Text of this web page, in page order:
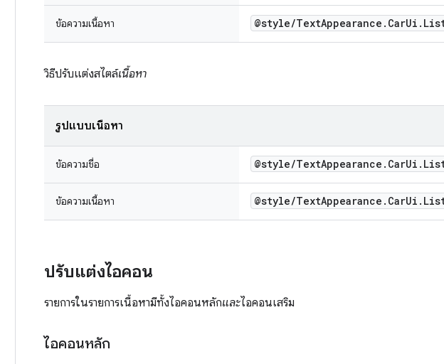
ข้อความเนื้อหา @style/TextAppearance . CarUi .
วิธีปรับแต่งสไตล์เนื้อหา
รูปแบบเนื้อหา
ข้อความชื่อ @style/TextAppearance . CarUi .
ข้อความเนื้อหา @style/TextAppearance . CarUi .
ปรับแต่งไอคอน
รายการในรายการเนื้อหามีทั้งไอคอนหลักและไอคอนเสริม
ไอคอนหลัก